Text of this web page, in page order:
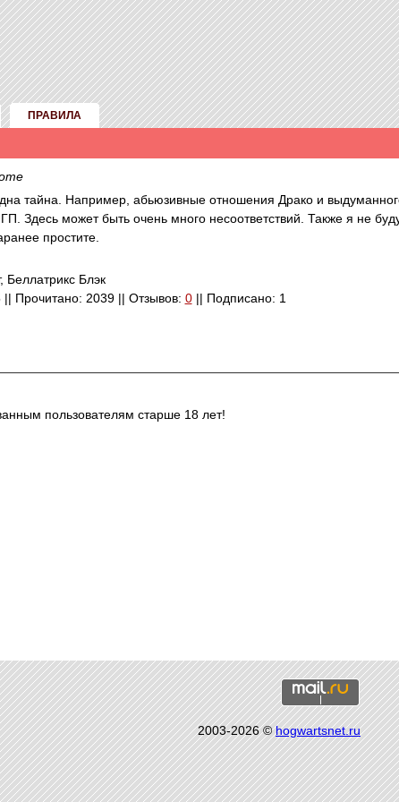
ПРАВИЛА
тайна. Например, абьюзивные отношения Драко и
Здесь может быть очень много несоответствий. Также я не
простите.
Блэк
Прочитано: 2039 || Отзывов: 0|| Подписано: 1
пользователям старше 18 лет!
2003-2026 ©hogwartsnet.ru